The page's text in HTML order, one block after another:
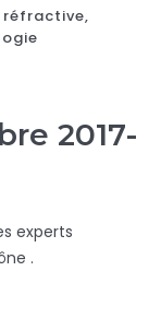
réfractive,
2017-
experts
.